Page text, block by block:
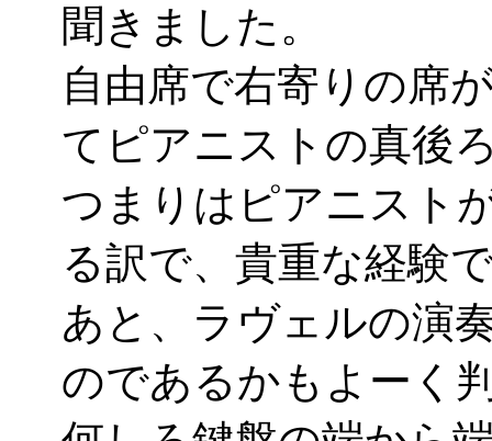
聞きました。
自由席で右寄りの席
てピアニストの真後
つまりはピアニスト
る訳で、貴重な経験
あと、ラヴェルの演
のであるかもよーく